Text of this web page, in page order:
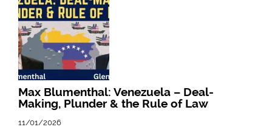
Max Blumenthal: Venezuela – Deal-
Making, Plunder & the Rule of Law
11/01/2026